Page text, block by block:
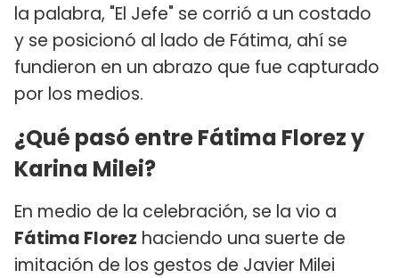
la palabra, "El Jefe" se corrió a un costado
y se posicionó al lado de Fátima, ahí se
fundieron en un abrazo que fue capturado
por los medios.
¿Qué pasó entre Fátima Florez y
Karina Milei?
En medio de la celebración, se la vio a
Fátima Florez haciendo una suerte de
imitación de los gestos de Javier Milei